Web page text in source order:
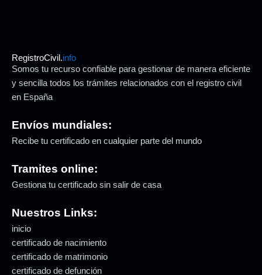
RegistroCivil.info
Somos tu recurso confiable para gestionar de manera eficiente
y sencilla todos los trámites relacionados con el registro civil
en España
Envíos mundiales:
Recibe tu certificado en cualquier parte del mundo
Tramites online:
Gestiona tu certificado sin salir de casa
Nuestros Links:
inicio
certificado de nacimiento
certificado de matrimonio
certificado de defunción